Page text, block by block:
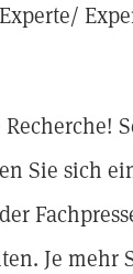
Sie sich
Je mehr